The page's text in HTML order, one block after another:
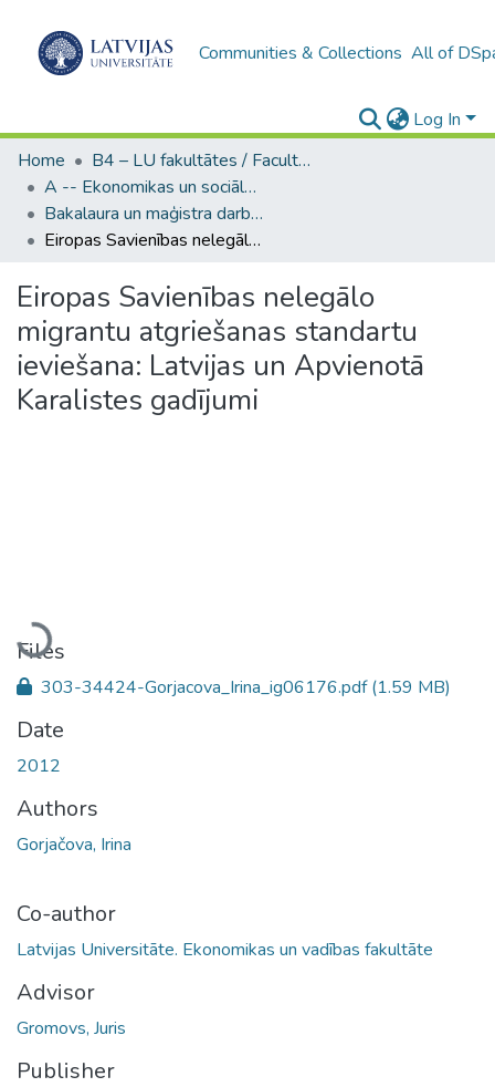
Communities & Collections All of
Log In
Home
B4 – LU fakultātes / Faculties of the UL
A -- Ekonomikas un sociālo zinātņu fakultāte / Faculty of Economics and Social Sciences
Bakalaura un maģistra darbi (ESZF) / Bachelor's and Master's theses
Eiropas Savienības nelegālo migrantu atgriešanas standartu ieviešana: Latvijas un Apvienotā Karalistes gadījumi
Eiropas Savienības nelegālo
migrantu atgriešanas standartu
ieviešana: Latvijas un Apvienotā
Karalistes gadījumi
Loading...
Files
303-34424-Gorjacova_Irina_ig06176.pdf(1.59 MB)
Date
2012
Authors
Gorjačova, Irina
Co-author
Latvijas Universitāte. Ekonomikas un vadības fakultāte
Advisor
Gromovs, Juris
Publisher